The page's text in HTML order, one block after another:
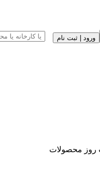
ورود | ثبت نام
روز محصولات